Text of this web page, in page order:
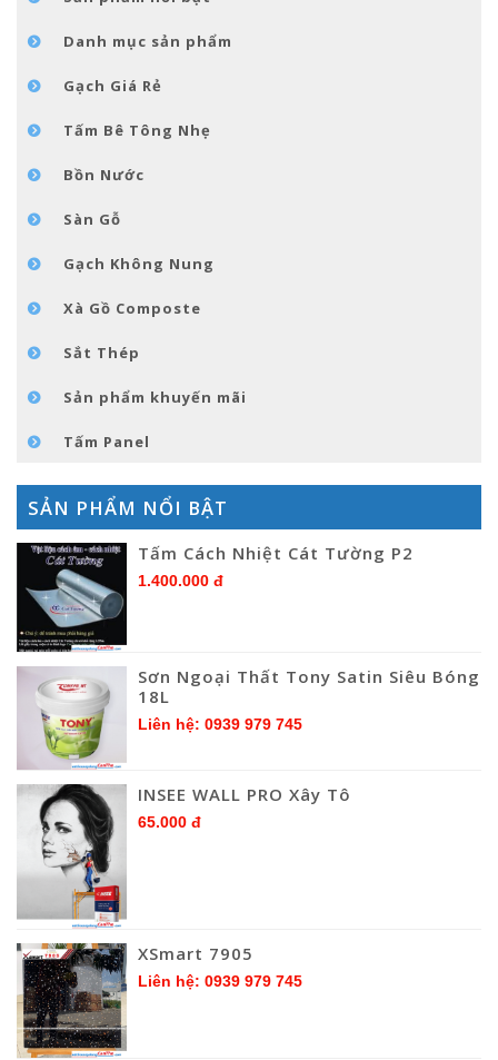
LIÊN HỆDanh mục sản phẩm
Gạch Giá Rẻ
Tấm Bê Tông Nhẹ
Bồn Nước
Sàn Gỗ
Gạch Không Nung
Xà Gồ Composte
Sắt Thép
Sản phẩm khuyến mãi
Tấm Panel
SẢN PHẨM NỔI BẬT
Tấm Cách Nhiệt Cát Tường P2
1.400.000 đ
Sơn Ngoại Thất Tony Satin Siêu Bóng
18L
Liên hệ: 0939 979 745
INSEE WALL PRO Xây Tô
65.000 đ
XSmart 7905
Liên hệ: 0939 979 745